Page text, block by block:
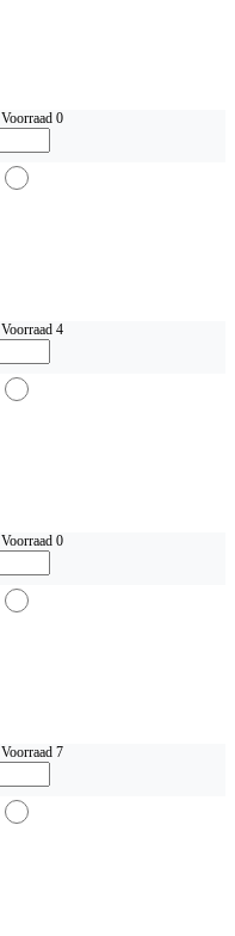
Voorraad 0
Voorraad 4
Voorraad 0
Voorraad 7